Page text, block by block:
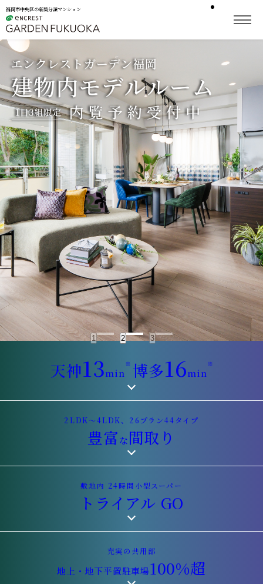
福岡市中央区の新築分譲マンション
1 2 3
天神13min
※ 博多16min
※
2LDK〜4LDK、26プラン44タイプ
豊富な間取り
敷地内 24時間小型スーパー
トライアル GO
充実の共用部
地上・地下平置駐車場100%超